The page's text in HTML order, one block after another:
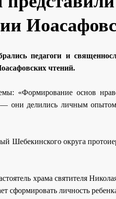
педагоги и
чтений.
«Формирование основ
— они делились личным
Шебекинского округа
храма святителя
сформировать личность